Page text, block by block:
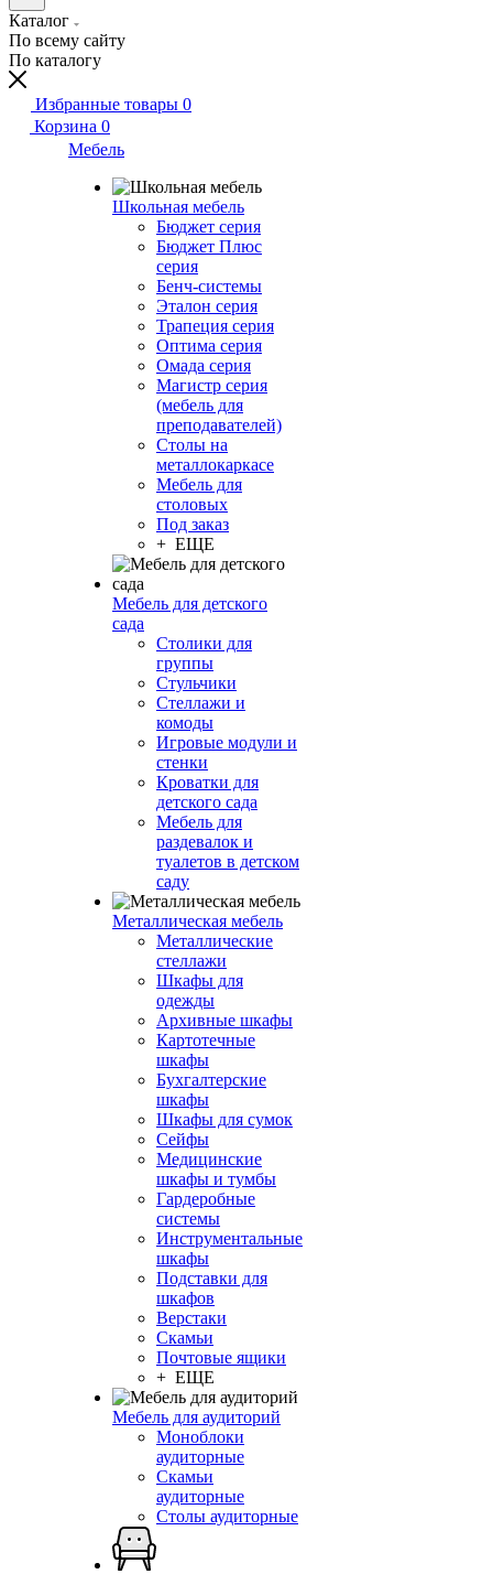
Каталог
По всему сайту
По каталогу
Избранные товары 0
Корзина 0
Мебель
Школьная мебель
Бюджет серия
Бюджет Плюс
серия
Бенч-системы
Эталон серия
Трапеция серия
Оптима серия
Омада серия
Магистр серия
(мебель для
преподавателей)
Столы на
металлокаркасе
Мебель для
столовых
Под заказ
+ ЕЩЕ
Мебель для детского
сада
Столики для
группы
Стульчики
Стеллажи и
комоды
Игровые модули и
стенки
Кроватки для
детского сада
Мебель для
раздевалок и
туалетов в детском
саду
Металлическая мебель
Металлические
стеллажи
Шкафы для
одежды
Архивные шкафы
Картотечные
шкафы
Бухгалтерские
шкафы
Шкафы для сумок
Сейфы
Медицинские
шкафы и тумбы
Гардеробные
системы
Инструментальные
шкафы
Подставки для
шкафов
Верстаки
Скамьи
Почтовые ящики
+ ЕЩЕ
Мебель для аудиторий
Моноблоки
аудиторные
Скамьи
аудиторные
Столы аудиторные